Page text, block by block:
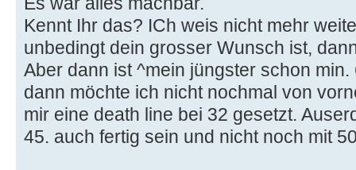
Kennt Ihr das? ICh weis nicht mehr
unbedingt dein grosser Wunsch ist,
Aber dann ist ^mein jüngster schon
dann möchte ich nicht nochmal von
mir eine death line bei 32 gesetzt.
45. auch fertig sein und nicht noch mit